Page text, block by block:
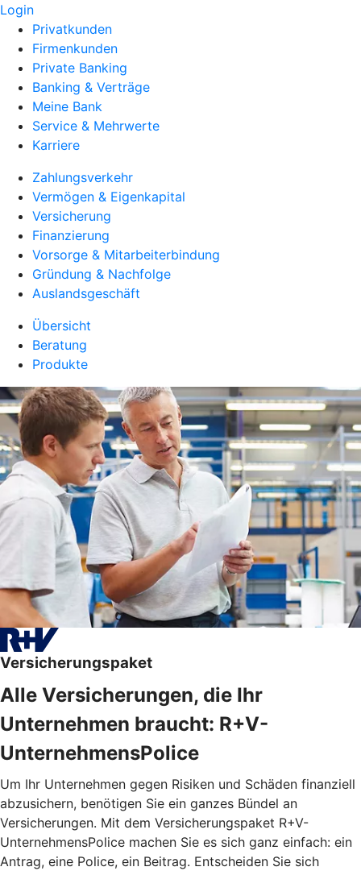
Login
Privatkunden
Firmenkunden
Private Banking
Banking & Verträge
Meine Bank
Service & Mehrwerte
Karriere
Zahlungsverkehr
Vermögen & Eigenkapital
Versicherung
Finanzierung
Vorsorge & Mitarbeiterbindung
Gründung & Nachfolge
Auslandsgeschäft
Übersicht
Beratung
Produkte
Versicherungspaket
Alle Versicherungen, die Ihr
Unternehmen braucht: R+V-
UnternehmensPolice
Um Ihr Unternehmen gegen Risiken und Schäden finanziell
abzusichern, benötigen Sie ein ganzes Bündel an
Versicherungen. Mit dem Versicherungspaket R+V-
UnternehmensPolice machen Sie es sich ganz einfach: ein
Antrag, eine Police, ein Beitrag. Entscheiden Sie sich